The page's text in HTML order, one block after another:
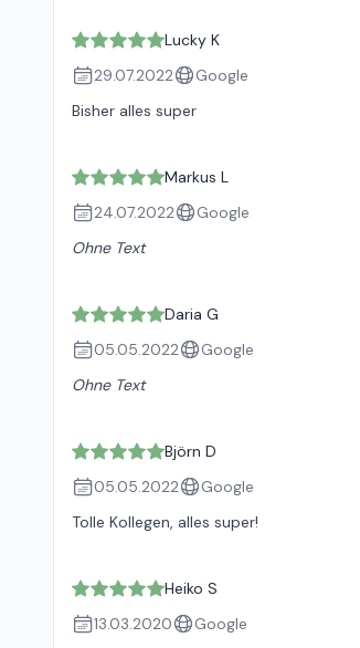
Lucky K
29.07.2022
Google
Bisher alles super
Markus L
24.07.2022
Google
Ohne Text
Daria G
05.05.2022
Google
Ohne Text
Björn D
05.05.2022
Google
Tolle Kollegen, alles super!
Heiko S
13.03.2020
Google